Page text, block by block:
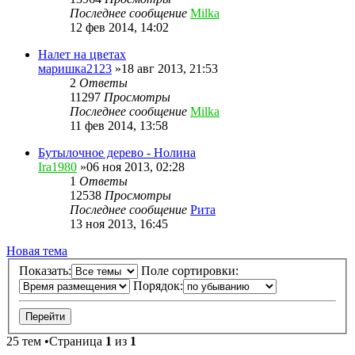
Последнее сообщение Milka
12 фев 2014, 14:02
Налет на цветах
маришка2123 »18 авг 2013, 21:53
2 Ответы
11297 Просмотры
Последнее сообщение Milka
11 фев 2014, 13:58
Бутылочное дерево - Нолина
Ira1980 »06 ноя 2013, 02:28
1 Ответы
12538 Просмотры
Последнее сообщение Рита
13 ноя 2013, 16:45
Новая тема
Показать:
Поле сортировки:
Порядок:
25 тем •Страница 1 из 1